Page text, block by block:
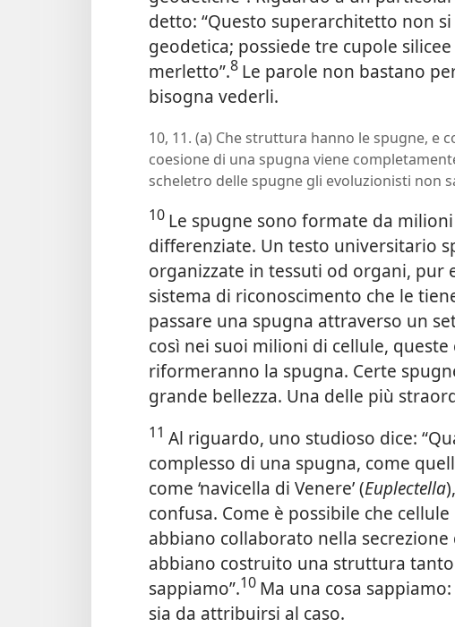
detto: “Questo superarchitetto non
geodetica; possiede tre cupole
merletto”.8 Le parole non bastano
bisogna vederli.
10, 11. (a) Che struttura hanno le spugne, e
coesione di una spugna viene
scheletro delle spugne gli evoluzionisti non
10 Le spugne sono formate da
differenziate. Un testo universitario
organizzate in tessuti od organi, pur
sistema di riconoscimento che le
passare una spugna attraverso un
così nei suoi milioni di cellule,
riformeranno la spugna. Certe
grande bellezza. Una delle più
11 Al riguardo, uno studioso dice:
complesso di una spugna, come
come ‘navicella di Venere’ (Euplectella
confusa. Come è possibile che
abbiano collaborato nella
abbiano costruito una struttura tanto
sappiamo”.10 Ma una cosa
sia da attribuirsi al caso.